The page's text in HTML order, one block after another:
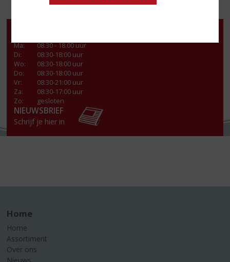
Ma:
08.30 - 18.00 uur
Di:
08:30-18:00 uur
Wo:
08:30-18:00 uur
Do:
08:30-18:00 uur
Vr:
08:30-21:00 uur
Za:
08:30-17:00 uur
Zo:
gesloten
NIEUWSBRIEF
Schrijf je hier in
Home
Home
Assortiment
Over ons